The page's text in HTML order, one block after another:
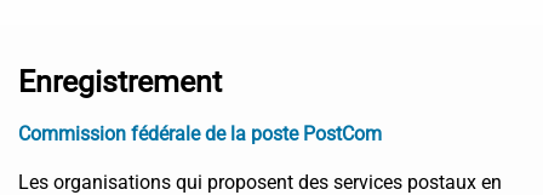
Enregistrement
Commission fédérale de la poste PostCom
Les organisations qui proposent des services postaux en